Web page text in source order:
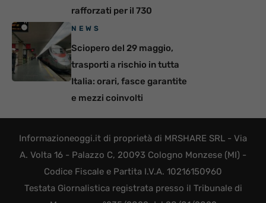
rafforzati per il 730
NEWS
Sciopero del 29 maggio,
trasporti a rischio in tutta
Italia: orari, fasce garantite
e mezzi coinvolti
Informazioneoggi.it di proprietà di MRSHARE SRL - Via
A. Volta 16 - Palazzo C, 20093 Cologno Monzese (MI) -
Codice Fiscale e Partita I.V.A. 10216150960
Testata Giornalistica registrata presso il Tribunale di